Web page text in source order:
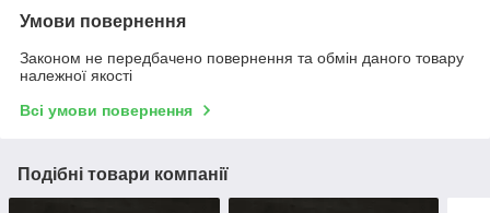
Умови повернення
Законом не передбачено повернення та обмін даного товару
належної якості
Всі умови повернення
Подібні товари компанії